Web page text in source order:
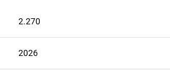
2.270
2026